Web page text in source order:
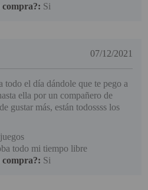
compra?: Si
07/12/2021
todo el día dándole que te pego a
ella por un compañero de
gustar más, están todossss los
todo mi tiempo libre
compra?: Si